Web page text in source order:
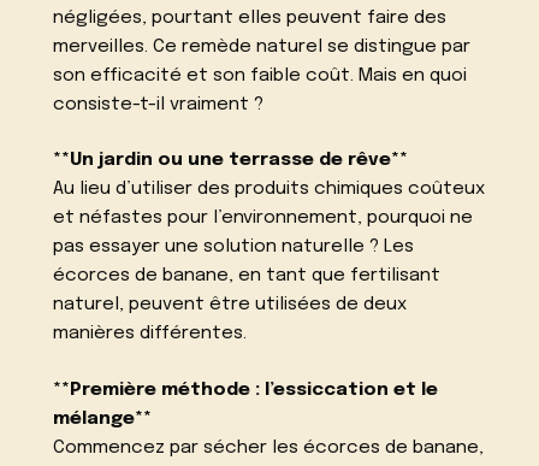
négligées, pourtant elles peuvent faire des
merveilles. Ce remède naturel se distingue par
son efficacité et son faible coût. Mais en quoi
consiste-t-il vraiment ?
**Un jardin ou une terrasse de rêve**
Au lieu d’utiliser des produits chimiques coûteux
et néfastes pour l’environnement, pourquoi ne
pas essayer une solution naturelle ? Les
écorces de banane, en tant que fertilisant
naturel, peuvent être utilisées de deux
manières différentes.
**Première méthode : l’essiccation et le
mélange**
Commencez par sécher les écorces de banane,